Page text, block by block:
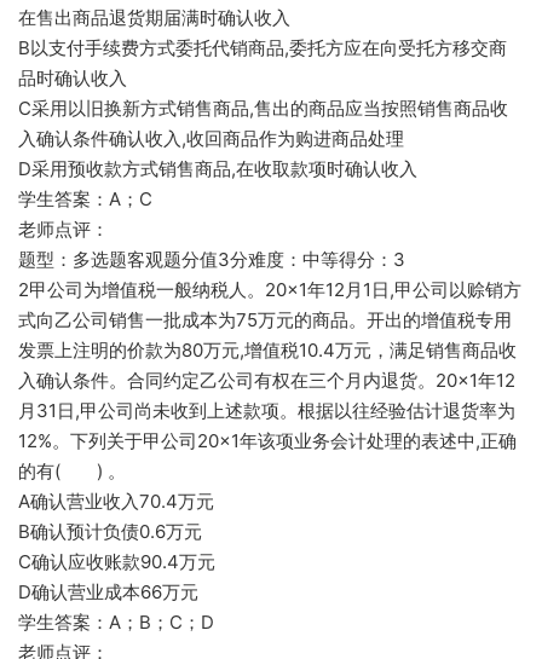
在售出商品退货期届满时确认收入
B以支付手续费方式委托代销商品,委托方应在向受托方移交商
品时确认收入
C采用以旧换新方式销售商品,售出的商品应当按照销售商品收
入确认条件确认收入,收回商品作为购进商品处理
D采用预收款方式销售商品,在收取款项时确认收入
学生答案：A；C
老师点评：
题型：多选题客观题分值3分难度：中等得分：3
2甲公司为增值税一般纳税人。20×1年12月1日,甲公司以赊销方
式向乙公司销售一批成本为75万元的商品。开出的增值税专用
发票上注明的价款为80万元,增值税10.4万元，满足销售商品收
入确认条件。合同约定乙公司有权在三个月内退货。20×1年12
月31日,甲公司尚未收到上述款项。根据以往经验估计退货率为
12%。下列关于甲公司20×1年该项业务会计处理的表述中,正确
的有( ) 。
A确认营业收入70.4万元
B确认预计负债0.6万元
C确认应收账款90.4万元
D确认营业成本66万元
学生答案：A；B；C；D
老师点评：